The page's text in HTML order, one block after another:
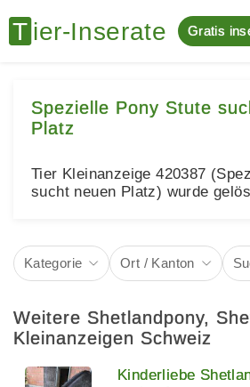
Gratis
Spezielle Pony Stute
Platz
Tier Kleinanzeige 420387
sucht neuen Platz) wurde
Kategorie Ort / Kanton
Weitere Shetlandpony,
Kleinanzeigen Schweiz
Kinderliebe